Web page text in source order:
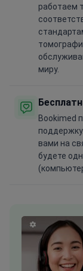
работаем
миру.
Bookimed
вами на
будете